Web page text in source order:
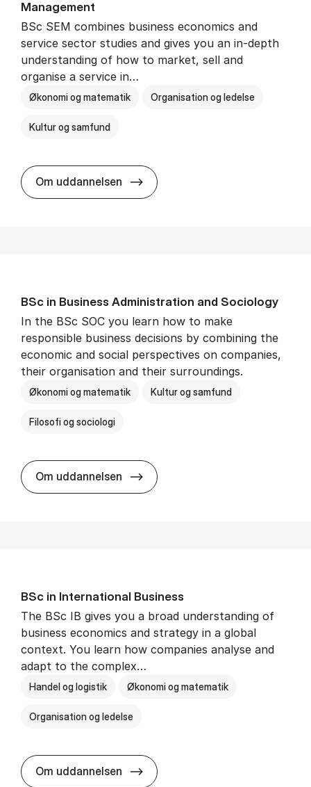
Man­age­ment
BSc SEM combines business economics and
service sector studies and gives you an in-depth
understanding of how to market, sell and
organise a service in…
Økonomi og matematik Organisation og ledelse
Kultur og samfund
Om uddannelsen BSc in Busi­ness Ad­min­is­tra­tion
BSc in Busi­ness Ad­min­is­tra­tion and So­ci­ology
In the BSc SOC you learn how to make
responsible business decisions by combining the
economic and social perspectives on companies,
their organisation and their surroundings.
Økonomi og matematik Kultur og samfund
Filosofi og sociologi
Om uddannelsen BSc in Busi­ness Ad­min­is­tra­tion
BSc in In­ter­na­tion­al Busi­ness
The BSc IB gives you a broad understanding of
business economics and strategy in a global
context. You learn how companies analyse and
adapt to the complex…
Handel og logistik Økonomi og matematik
Organisation og ledelse
Om uddannelsen BSc in In­ter­na­tion­al Busi­ness